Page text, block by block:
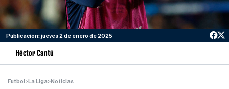
Publicación: jueves 2 de enero de 2025
Héctor Cantú
Futbol >La Liga>Noticias